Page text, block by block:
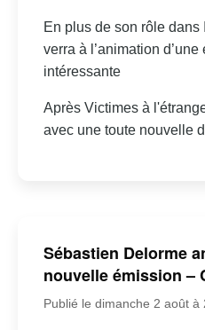
En plus de son rôle
verra à l’animation
intéressante
Après Victimes à
avec une toute nouvelle
Sébastien Delorme
nouvelle émission –
Publié le dimanche 2 août à